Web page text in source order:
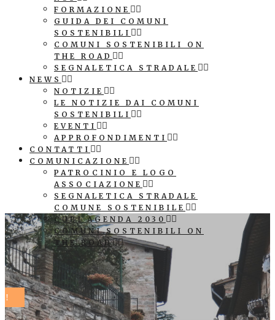
FORMAZIONE
GUIDA DEI COMUNI
SOSTENIBILI
COMUNI SOSTENIBILI ON
THE ROAD
SEGNALETICA STRADALE
NEWS
NOTIZIE
LE NOTIZIE DAI COMUNI
SOSTENIBILI
EVENTI
APPROFONDIMENTI
CONTATTI
COMUNICAZIONE
PATROCINIO E LOGO
ASSOCIAZIONE
SEGNALETICA STRADALE
COMUNE SOSTENIBILE
CUBI AGENDA 2030
COMUNI SOSTENIBILI ON
THE ROAD